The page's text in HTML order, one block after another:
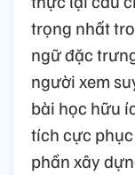
trọng nhất
ngữ đặc
người xem
bài học hữu
tích cực
phần xây